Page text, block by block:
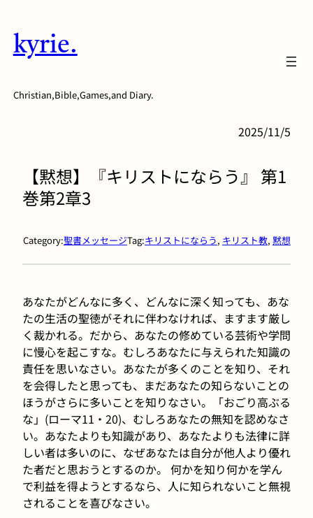
容
を
ッ
kyrie.
Christian,Bible,Games,and Diary.
2025/11/5
【黙想】『キリストにならう』 第1
巻第2章3
Category:聖書メッセージTag:キリストにならう, キリスト教, 黙想
あなたがどんなに多く、どんなに深く知っても、あな
たの生活の聖徳がそれに伴わなければ、ますます厳し
く裁かれる。だから、あなたの修めている芸術や学問
に慢心を起こすな。むしろあなたに与えられた知識の
責任を思いなさい。あなたが多くのことを知り、それ
を会得したと思っても、まだあなたの知らないことの
ほうがさらに多いことを知りなさい。「おごり高ぶる
な」(ローマ11・20)、むしろあなたの無知を認めなさ
い。あなたよりも知識があり、あなたよりも法律に詳
しい者は多いのに、なぜあなたは自分が他人より優れ
た者だと思おうとするのか。 何かを知り何かを学ん
で利益を得ようとするなら、人に知られないこと無視
されることを喜びなさい。